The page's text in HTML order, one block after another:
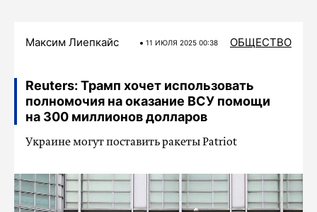
Максим Лиепкайс 11 ИЮЛЯ 2025 00:38 ОБЩЕСТВО
Reuters: Трамп хочет использовать
полномочия на оказание ВСУ помощи
на 300 миллионов долларов
Украине могут поставить ракеты Patriot